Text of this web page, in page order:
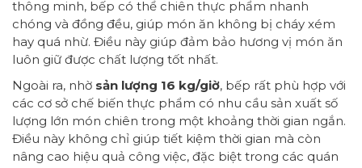
thông minh, bếp có thể chiên thực phẩm nhanh
chóng và đồng đều, giúp món ăn không bị cháy xém
hay quá nhừ. Điều này giúp đảm bảo hương vị món ăn
luôn giữ được chất lượng tốt nhất.
Ngoài ra, nhờ sản lượng 16 kg/giờ, bếp rất phù hợp với
các cơ sở chế biến thực phẩm có nhu cầu sản xuất số
lượng lớn món chiên trong một khoảng thời gian ngắn.
Điều này không chỉ giúp tiết kiệm thời gian mà còn
nâng cao hiệu quả công việc, đặc biệt trong các quán